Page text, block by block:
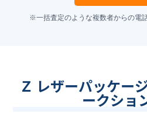
※一括査定のような複数者からの電
Ｚ レザーパッケー
ークショ